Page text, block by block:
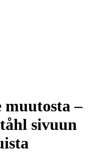
–
sivuun